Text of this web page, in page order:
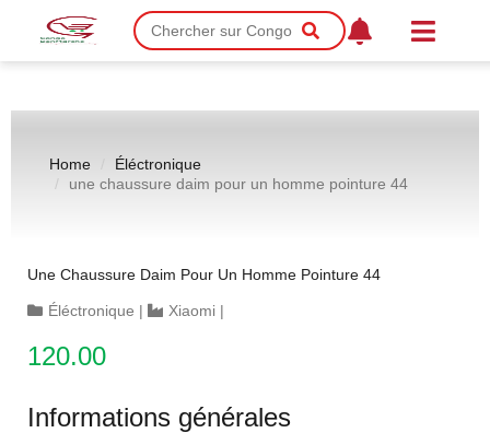
Home
Éléctronique
une chaussure daim pour un homme pointure 44
Une Chaussure Daim Pour Un Homme Pointure 44
Éléctronique | Xiaomi |
120.00
Informations générales